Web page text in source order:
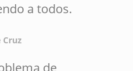
a todos.
Cruz
de